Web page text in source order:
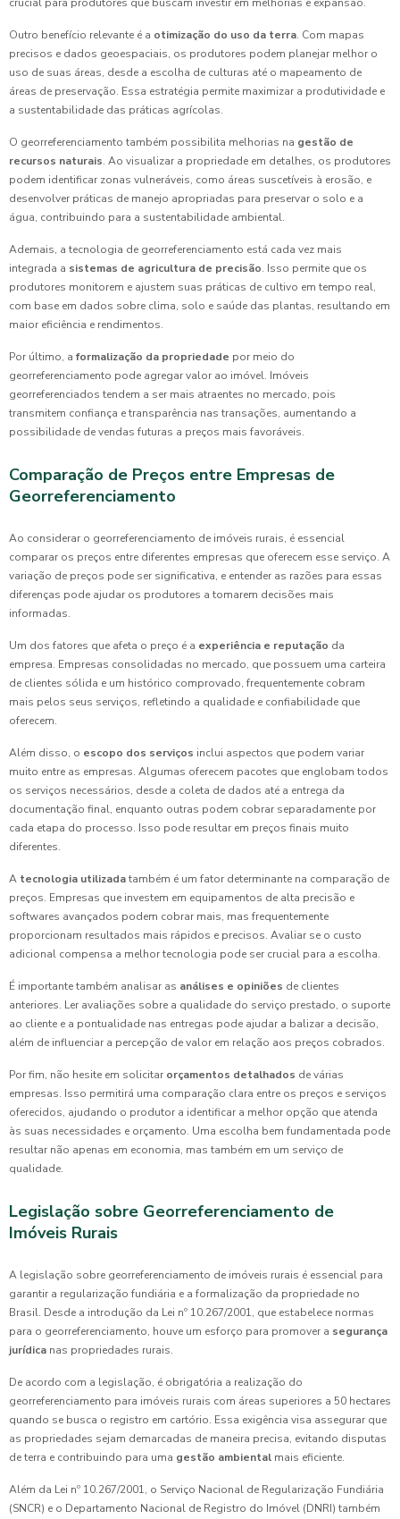
crucial para produtores que buscam investir em melhorias e expansão.
Outro benefício relevante é a otimização do uso da terra. Com mapas
precisos e dados geoespaciais, os produtores podem planejar melhor o
uso de suas áreas, desde a escolha de culturas até o mapeamento de
áreas de preservação. Essa estratégia permite maximizar a produtividade e
a sustentabilidade das práticas agrícolas.
O georreferenciamento também possibilita melhorias na gestão de
recursos naturais. Ao visualizar a propriedade em detalhes, os produtores
podem identificar zonas vulneráveis, como áreas suscetíveis à erosão, e
desenvolver práticas de manejo apropriadas para preservar o solo e a
água, contribuindo para a sustentabilidade ambiental.
Ademais, a tecnologia de georreferenciamento está cada vez mais
integrada a sistemas de agricultura de precisão. Isso permite que os
produtores monitorem e ajustem suas práticas de cultivo em tempo real,
com base em dados sobre clima, solo e saúde das plantas, resultando em
maior eficiência e rendimentos.
Por último, a formalização da propriedade por meio do
georreferenciamento pode agregar valor ao imóvel. Imóveis
georreferenciados tendem a ser mais atraentes no mercado, pois
transmitem confiança e transparência nas transações, aumentando a
possibilidade de vendas futuras a preços mais favoráveis.
Comparação de Preços entre Empresas de
Georreferenciamento
Ao considerar o georreferenciamento de imóveis rurais, é essencial
comparar os preços entre diferentes empresas que oferecem esse serviço. A
variação de preços pode ser significativa, e entender as razões para essas
diferenças pode ajudar os produtores a tomarem decisões mais
informadas.
Um dos fatores que afeta o preço é a experiência e reputação da
empresa. Empresas consolidadas no mercado, que possuem uma carteira
de clientes sólida e um histórico comprovado, frequentemente cobram
mais pelos seus serviços, refletindo a qualidade e confiabilidade que
oferecem.
Além disso, o escopo dos serviços inclui aspectos que podem variar
muito entre as empresas. Algumas oferecem pacotes que englobam todos
os serviços necessários, desde a coleta de dados até a entrega da
documentação final, enquanto outras podem cobrar separadamente por
cada etapa do processo. Isso pode resultar em preços finais muito
diferentes.
A tecnologia utilizadatambém é um fator determinante na comparação de
preços. Empresas que investem em equipamentos de alta precisão e
softwares avançados podem cobrar mais, mas frequentemente
proporcionam resultados mais rápidos e precisos. Avaliar se o custo
adicional compensa a melhor tecnologia pode ser crucial para a escolha.
É importante também analisar as análises e opiniões de clientes
anteriores. Ler avaliações sobre a qualidade do serviço prestado, o suporte
ao cliente e a pontualidade nas entregas pode ajudar a balizar a decisão,
além de influenciar a percepção de valor em relação aos preços cobrados.
Por fim, não hesite em solicitar orçamentos detalhados de várias
empresas. Isso permitirá uma comparação clara entre os preços e serviços
oferecidos, ajudando o produtor a identificar a melhor opção que atenda
às suas necessidades e orçamento. Uma escolha bem fundamentada pode
resultar não apenas em economia, mas também em um serviço de
qualidade.
Legislação sobre Georreferenciamento de
Imóveis Rurais
A legislação sobre georreferenciamento de imóveis rurais é essencial para
garantir a regularização fundiária e a formalização da propriedade no
Brasil. Desde a introdução da Lei nº 10.267/2001, que estabelece normas
para o georreferenciamento, houve um esforço para promover a segurança
jurídica nas propriedades rurais.
De acordo com a legislação, é obrigatória a realização do
georreferenciamento para imóveis rurais com áreas superiores a 50 hectares
quando se busca o registro em cartório. Essa exigência visa assegurar que
as propriedades sejam demarcadas de maneira precisa, evitando disputas
de terra e contribuindo para uma gestão ambiental mais eficiente.
Além da Lei nº 10.267/2001, o Serviço Nacional de Regularização Fundiária
(SNCR) e o Departamento Nacional de Registro do Imóvel (DNRI) também